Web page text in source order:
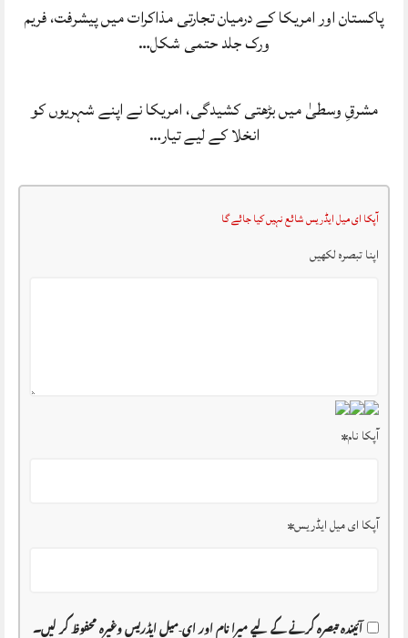
پاکستان اور امریکا کے درمیان تجارتی مذاکرات میں پیشرفت، فریم
ورک جلد حتمی شکل…
مشرقِ وسطیٰ میں بڑھتی کشیدگی، امریکا نے اپنے شہریوں کو
انخلا کے لیے تیار…
آپکا ای میل ایڈریس شائع نہیں کیا جائے گا
اپنا تبصرہ لکھیں
آپکا نام*
آپکا ای میل ایڈریس*
آئیندہ تبصرہ کرنے کے لیے میرا نام اور ای-میل ایڈریس وغیرہ محفوظ کر لیں۔